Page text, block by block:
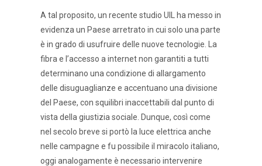
A tal proposito, un recente studio UIL ha messo in
evidenza un Paese arretrato in cui solo una parte
è in grado di usufruire delle nuove tecnologie. La
fibra e l’accesso a internet non garantiti a tutti
determinano una condizione di allargamento
delle disuguaglianze e accentuano una divisione
del Paese, con squilibri inaccettabili dal punto di
vista della giustizia sociale. Dunque, così come
nel secolo breve si portò la luce elettrica anche
nelle campagne e fu possibile il miracolo italiano,
oggi analogamente è necessario intervenire